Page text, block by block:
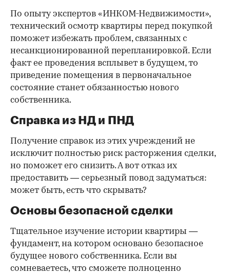
По опыту экспертов «ИНКОМ-Недвижимости»,
технический осмотр квартиры перед покупкой
поможет избежать проблем, связанных с
несанкционированной перепланировкой. Если
факт ее проведения всплывет в будущем, то
приведение помещения в первоначальное
состояние станет обязанностью нового
собственника.
Справка из НД и ПНД
Получение справок из этих учреждений не
исключит полностью риск расторжения сделки,
но поможет его снизить. А вот отказ их
предоставить — серьезный повод задуматься:
может быть, есть что скрывать?
Основы безопасной сделки
Тщательное изучение истории квартиры —
фундамент, на котором основано безопасное
будущее нового собственника. Если вы
сомневаетесь, что сможете полноценно